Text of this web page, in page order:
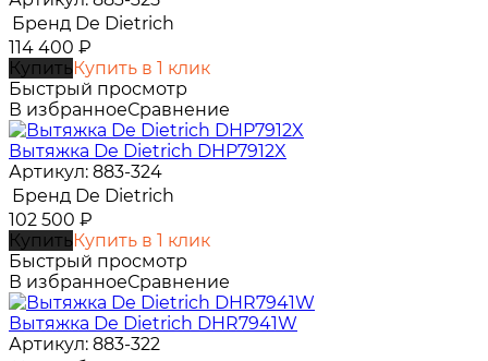
Бренд De Dietrich
114 400 ₽
КупитьКупить в 1 клик
Быстрый просмотр
В избранноеСравнение
Вытяжка De Dietrich DHP7912X
Артикул: 883-324
Бренд De Dietrich
102 500 ₽
КупитьКупить в 1 клик
Быстрый просмотр
В избранноеСравнение
Вытяжка De Dietrich DHR7941W
Артикул: 883-322